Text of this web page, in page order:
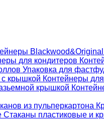
Blackwood&Original
для кондитеров
Упаковка для
с крышкой Контейнеры
крышкой
из пульперкартона
Стаканы пластиковые и